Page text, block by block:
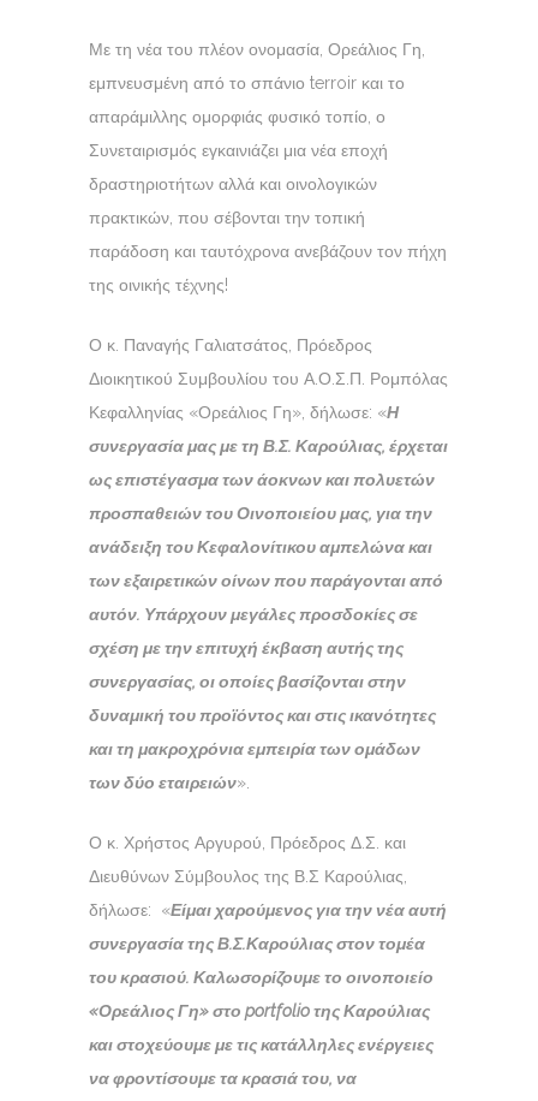
Με τη νέα του πλέον ονομασία, Ορεάλιος Γη,
εμπνευσμένη από το σπάνιο terroir και το
απαράμιλλης ομορφιάς φυσικό τοπίο, ο
Συνεταιρισμός εγκαινιάζει μια νέα εποχή
δραστηριοτήτων αλλά και οινολογικών
πρακτικών, που σέβονται την τοπική
παράδοση και ταυτόχρονα ανεβάζουν τον πήχη
της οινικής τέχνης!
Ο κ. Παναγής Γαλιατσάτος, Πρόεδρος
Διοικητικού Συμβουλίου του Α.Ο.Σ.Π. Ρομπόλας
Κεφαλληνίας «Ορεάλιος Γη», δήλωσε: «Η
συνεργασία μας με τη Β.Σ. Καρούλιας, έρχεται
ως επιστέγασμα των άοκνων και πολυετών
προσπαθειών του Οινοποιείου μας, για την
ανάδειξη του Κεφαλονίτικου αμπελώνα και
των εξαιρετικών οίνων που παράγονται από
αυτόν. Υπάρχουν μεγάλες προσδοκίες σε
σχέση με την επιτυχή έκβαση αυτής της
συνεργασίας, οι οποίες βασίζονται στην
δυναμική του προϊόντος και στις ικανότητες
και τη μακροχρόνια εμπειρία των ομάδων
των δύο εταιρειών».
Ο κ. Χρήστος Αργυρού, Πρόεδρος Δ.Σ. και
Διευθύνων Σύμβουλος της Β.Σ Καρούλιας,
δήλωσε: «Είμαι χαρούμενος για την νέα αυτή
συνεργασία της Β.Σ.Καρούλιας στον τομέα
του κρασιού. Καλωσορίζουμε το οινοποιείο
«Ορεάλιος Γη» στο portfolio της Καρούλιας
και στοχεύουμε με τις κατάλληλες ενέργειες
να φροντίσουμε τα κρασιά του, να